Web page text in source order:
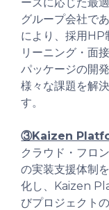
グループ会社で
により、採用
リーニング・面
パッケージの開
様々な課題を解
す。
③Kaizen
クラウド・フロ
の実装支援体制
化し、Kaizen
びプロジェクト